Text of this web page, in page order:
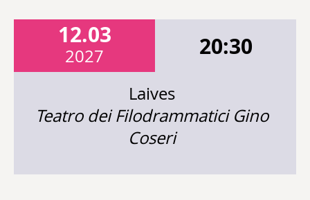
12.03
2027 20:30
Laives
Teatro dei Filodrammatici Gino
Coseri